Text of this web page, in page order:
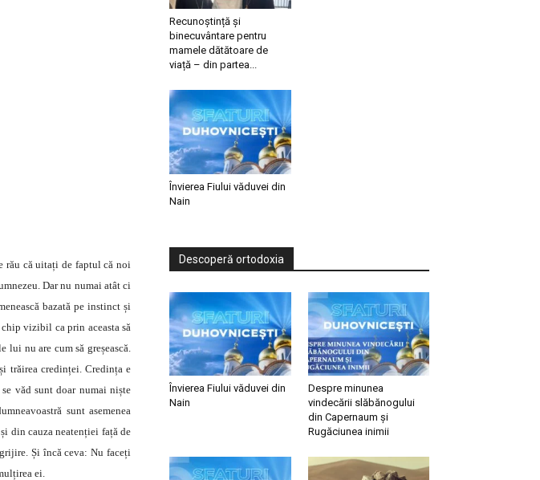
rău că uitați de faptul că noi
Dar nu numai atât ci
bazată pe instinct și
vizibil ca prin aceasta să
lui nu are cum să greșească.
trăirea credinței. Credința e
văd sunt doar numai niște
sunt asemenea
din cauza neatenției față de
Și încă ceva: Nu faceți
ei.
Recunoștință și
binecuvântare pentru
mamele dătătoare de
viață – din partea...
Învierea Fiului văduvei din
Nain
Descoperă ortodoxia
Învierea Fiului văduvei din
Nain
Despre minunea
vindecării slăbănogului
din Capernaum și
Rugăciunea inimii